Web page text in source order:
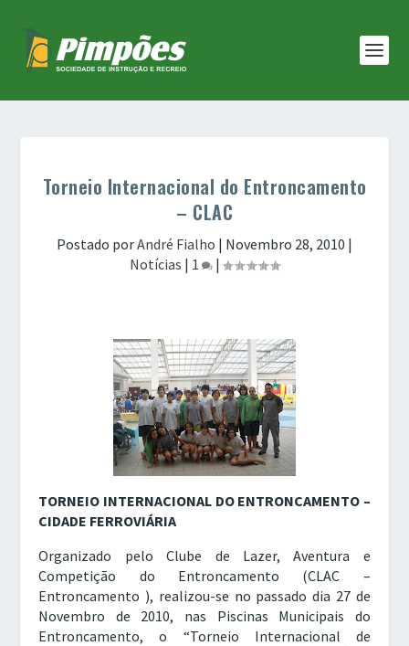
Torneio Internacional do Entroncamento
– CLAC
Postado porAndré Fialho | Novembro 28, 2010 |
Notícias | 1 |
TORNEIO INTERNACIONAL DO ENTRONCAMENTO –
CIDADE FERROVIÁRIA
Organizado pelo Clube de Lazer, Aventura e
Competição do Entroncamento (CLAC –
Entroncamento ), realizou-se no passado dia 27 de
Novembro de 2010, nas Piscinas Municipais do
Entroncamento, o “Torneio Internacional de